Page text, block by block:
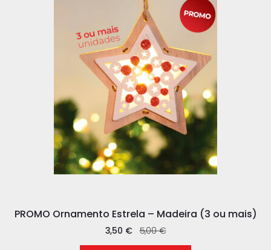
PROMO Ornamento Estrela – Madeira (3 ou mais)
5,00€
3,50 €